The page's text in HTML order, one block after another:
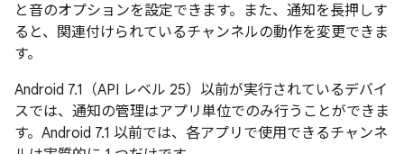
と音のオプションを設定できます。また、通知を長押しす
ると、関連付けられているチャンネルの動作を変更できま
す。
Android 7.1（API レベル 25）以前が実行されているデバイ
スでは、通知の管理はアプリ単位でのみ行うことができま
す。Android 7.1 以前では、各アプリで使用できるチャンネ